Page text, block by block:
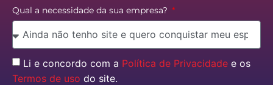
Qual a necessidade da sua empresa?
Li e concordo com a Política de Privacidade e os
Termos de uso do site.